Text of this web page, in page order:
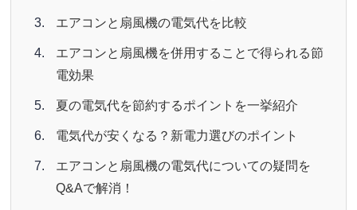
エアコンと扇風機の電気代を比較
エアコンと扇風機を併用することで得られる節
電効果
夏の電気代を節約するポイントを一挙紹介
電気代が安くなる？新電力選びのポイント
エアコンと扇風機の電気代についての疑問を
Q&Aで解消！